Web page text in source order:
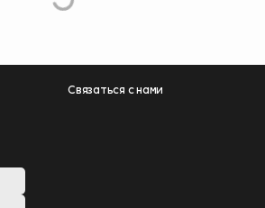
Связаться с нами